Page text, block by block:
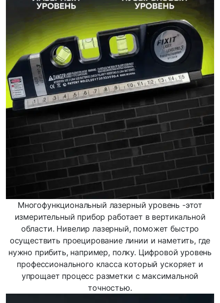
Многофункциональный лазерный уровень -этот
измерительный прибор работает в вертикальной
области. Нивелир лазерный, поможет быстро
осуществить проецирование линии и наметить, где
нужно прибить, например, полку. Цифровой уровень
профессионального класса который ускоряет и
упрощает процесс разметки с максимальной
точностью.